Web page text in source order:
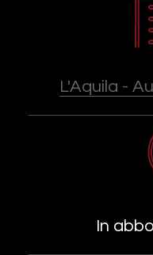
L'Aquila -
In